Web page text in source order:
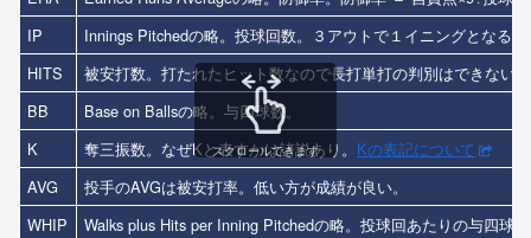
IP
Innings Pitchedの略。投球回数。３アウトで１イニングとなる
HITS
被安打数。打たれたヒット数なので長打単打の判別はできない。
BB
Base on Ballsの略。与四球数。
K
奪三振数。なぜKと表すかは諸説あり。 Kの表記について
AVG
投手のAVGは被安打率。低い方が成績が良い。
WHIP
Walks plus Hits per Inning Pitchedの略。投球回あたりの与四球
スクロールできます